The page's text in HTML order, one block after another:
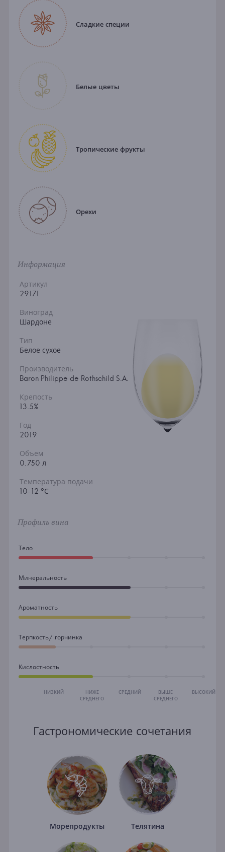
Сладкие специи
Белые цветы
Тропические фрукты
Орехи
Информация
Артикул
29171
Виноград
Шардоне
Тип
Белое сухое
Производитель
Baron Philippe de Rothschild S.A.
Крепость
13.5%
Год
2019
Объем
0.750 л
Температура подачи
10-12 °С
Профиль вина
Тело
Минеральность
Ароматность
Терпкость/ горчинка
Кислостность
НИЗКИЙ
НИЖЕ
СРЕДНЕГО
СРЕДНИЙ
ВЫШЕ
СРЕДНЕГО
ВЫСОКИЙ
Гастрономические сочетания
Морепродукты Телятина